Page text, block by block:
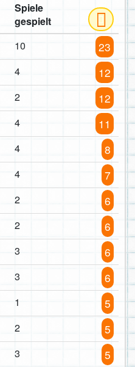
Spiele
gespielt
10 23
4 12
2 12
4 11
4 8
4 7
2 6
2 6
3 6
3 6
1 5
2 5
3 5